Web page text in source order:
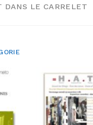
DANS LE CARRELET